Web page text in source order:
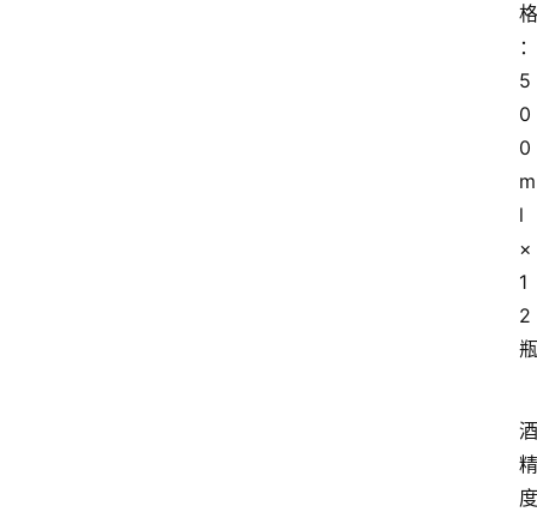
格
：
5
0
0
m
l
×
1
2
瓶
酒
精
度